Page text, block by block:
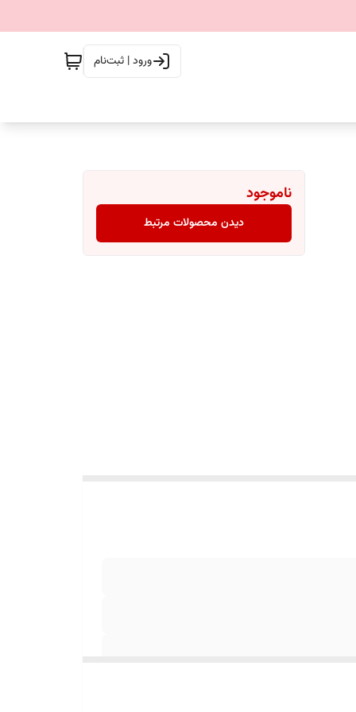
ورود | ثبت‌نام
ناموجود
دیدن محصولات مرتبط